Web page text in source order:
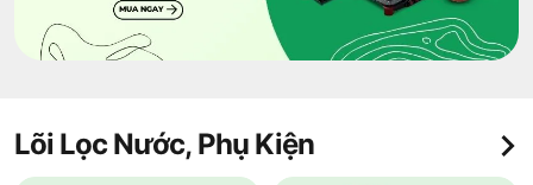
Lõi Lọc Nước, Phụ Kiện